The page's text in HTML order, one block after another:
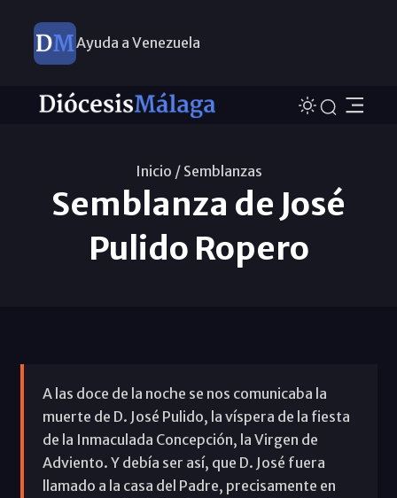
Ayuda a Venezuela
Inicio / Semblanzas
Semblanza de José
Pulido Ropero
A las doce de la noche se nos comunicaba la
muerte de D. José Pulido, la víspera de la fiesta
de la Inmaculada Concepción, la Virgen de
Adviento. Y debía ser así, que D. José fuera
llamado a la casa del Padre, precisamente en